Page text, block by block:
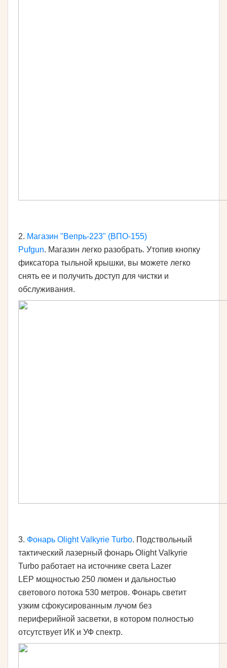
2. Магазин "Вепрь-223" (ВПО-155)
Pufgun. Магазин легко разобрать. Утопив кнопку
фиксатора тыльной крышки, вы можете легко
снять ее и получить доступ для чистки и
обслуживания.
3. Фонарь Olight Valkyrie Turbo. Подствольный
тактический лазерный фонарь Olight Valkyrie
Turbo работает на источнике света Lazer
LEP мощностью 250 люмен и дальностью
светового потока 530 метров. Фонарь светит
узким сфокусированным лучом без
периферийной засветки, в котором полностью
отсутствует ИК и УФ спектр.